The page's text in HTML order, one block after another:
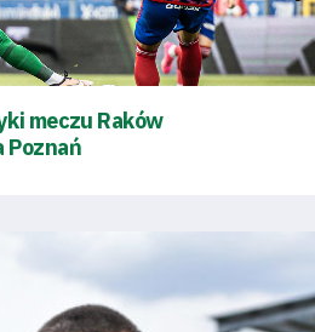
meczu Raków
Poznań